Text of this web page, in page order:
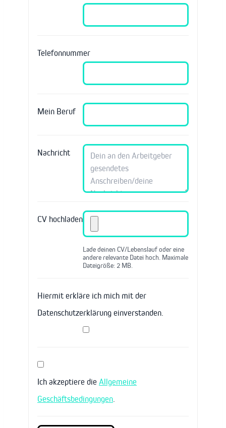
Telefonnummer
Mein Beruf
Nachricht
CV hochladen
Lade deinen CV/Lebenslauf oder eine
andere relevante Datei hoch. Maximale
Dateigröße: 2 MB.
Hiermit erkläre ich mich mit der
Datenschutzerklärung einverstanden.
Ich akzeptiere die Allgemeine
Geschäftsbedingungen.